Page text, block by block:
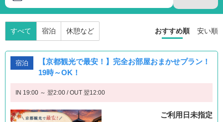
すべて 宿泊 休憩など おすすめ順 安い順
宿泊
【京都観光で最安！】完全お部屋おまかせプラン！
19時～OK！
IN 19:00 ～ 翌2:00 / OUT 翌12:00
ご利用日未指定